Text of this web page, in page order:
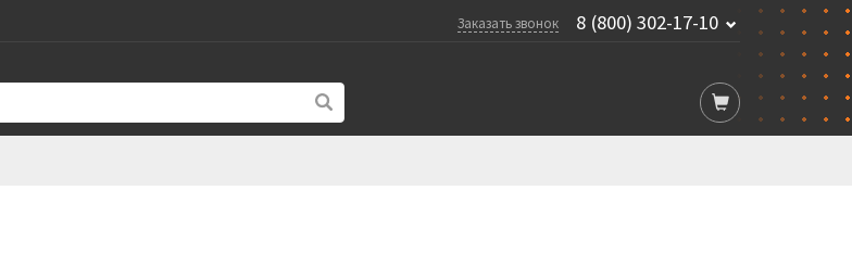
Заказать звонок 8 (800) 302-17-10